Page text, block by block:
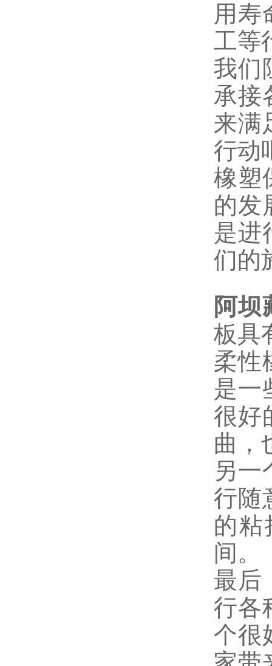
用寿
工等
我们
承接
来满
行动
橡塑
的发
是进
们的
阿坝
板具
柔性
是一
很好
曲，
另一
行随
的粘
间。
最后
行各
个很